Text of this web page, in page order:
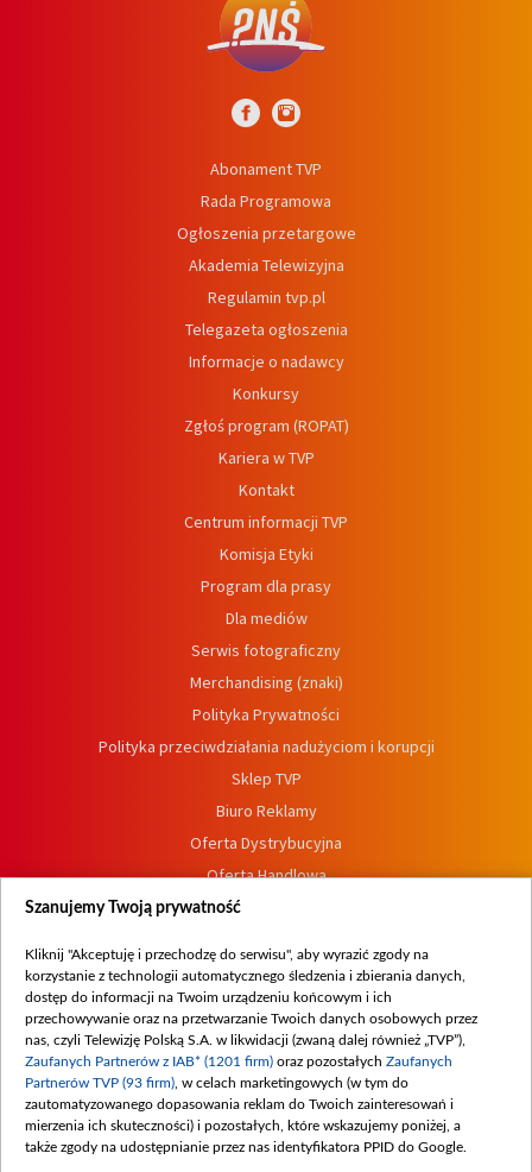
Abonament TVP
Rada Programowa
Ogłoszenia przetargowe
Akademia Telewizyjna
Regulamin tvp.pl
Telegazeta ogłoszenia
Informacje o nadawcy
Konkursy
Zgłoś program (ROPAT)
Kariera w TVP
Kontakt
Centrum informacji TVP
Komisja Etyki
Program dla prasy
Dla mediów
Serwis fotograficzny
Merchandising (znaki)
Polityka Prywatności
Polityka przeciwdziałania nadużyciom i korupcji
Sklep TVP
Biuro Reklamy
Oferta Dystrybucyjna
Oferta Handlowa
Dostępność
Procedura zgłoszeń wewnętrznych
Szanujemy Twoją prywatność
Kliknij "Akceptuję i przechodzę do serwisu", aby wyrazić zgody na
korzystanie z technologii automatycznego śledzenia i zbierania danych,
dostęp do informacji na Twoim urządzeniu końcowym i ich
przechowywanie oraz na przetwarzanie Twoich danych osobowych przez
nas, czyli Telewizję Polską S.A. w likwidacji (zwaną dalej również „TVP”),
Zaufanych Partnerów z IAB* (1201 firm) oraz pozostałych Zaufanych
Partnerów TVP (93 firm) , w celach marketingowych (w tym do
zautomatyzowanego dopasowania reklam do Twoich zainteresowań i
mierzenia ich skuteczności) i pozostałych, które wskazujemy poniżej, a
także zgody na udostępnianie przez nas identyfikatora PPID do Google.